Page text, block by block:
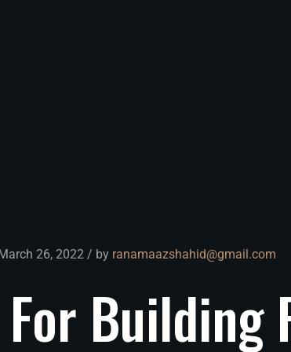
26, 2022 / by ranamaazshahid@gmail.com
For Building